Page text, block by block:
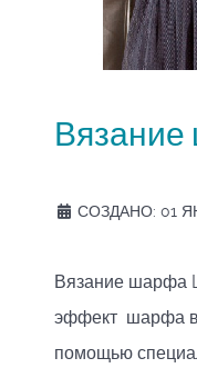
СОЗДАНО: 01
Вязание шарфа
эффект шарфа в
помощью